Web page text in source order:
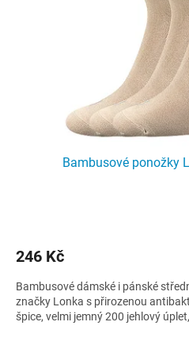
Bambusové ponožky
246 Kč
Bambusové dámské i pánské
značky Lonka s přirozenou
špice, velmi jemný 200 jehlový